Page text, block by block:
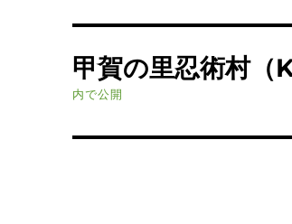
稿
甲賀の里忍術村
内で公開